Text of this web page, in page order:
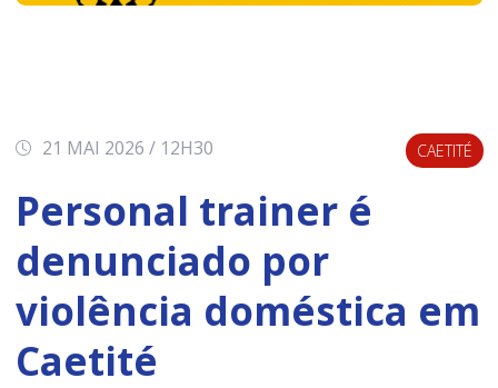
21 MAI 2026 / 12H30 CAETITÉ
Personal trainer é
denunciado por
violência doméstica em
Caetité